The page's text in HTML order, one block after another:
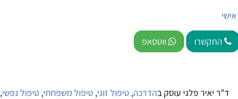
התקשרו ווטסאפ
ד"ר יאיר פלגי עוסק בהדרכה, טיפול זוגי, טיפול משפחתי, טיפול נפשי,